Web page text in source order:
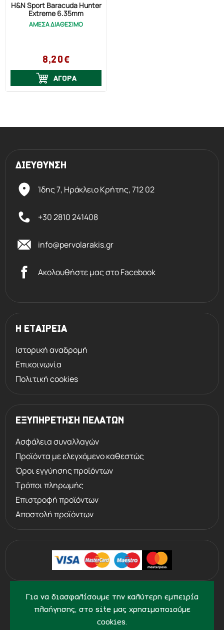
Για να διασφαλίσουμε την καλύτερη εμπειρία
πλοήγησης, στο site μας χρησιμοποιούμε
cookies.
H&N Sport Baracuda Hunter
Extreme 6.35mm
ΑΜΕΣΑ ΔΙΑΘΕΣΙΜΟ
8,20€
ΑΓΟΡΑ
ΔΙΕΥΘΥΝΣΗ
Ίδης 7, Ηράκλειο Kρήτης,712 02
+30 2810 241408
info@pervolarakis.gr
Ακολουθήστε μας στο Facebook
Η ΕΤΑΙΡΕΙΑ
Ιστορική αναδρομή
Επικοινωνία
Πολιτική cookies
ΕΞΥΠΗΡΕΤΗΣΗ ΠΕΛΑΤΩΝ
Ασφάλεια συναλλαγών
Προϊόντα με ελεγχόμενο καθεστώς
Όροι εγγύησης προϊόντων
Τρόποι πληρωμής
Επιστροφή προϊόντων
Αποστολή προϊόντων
© 2013 - 2026 PERVOLARAKIS.GR